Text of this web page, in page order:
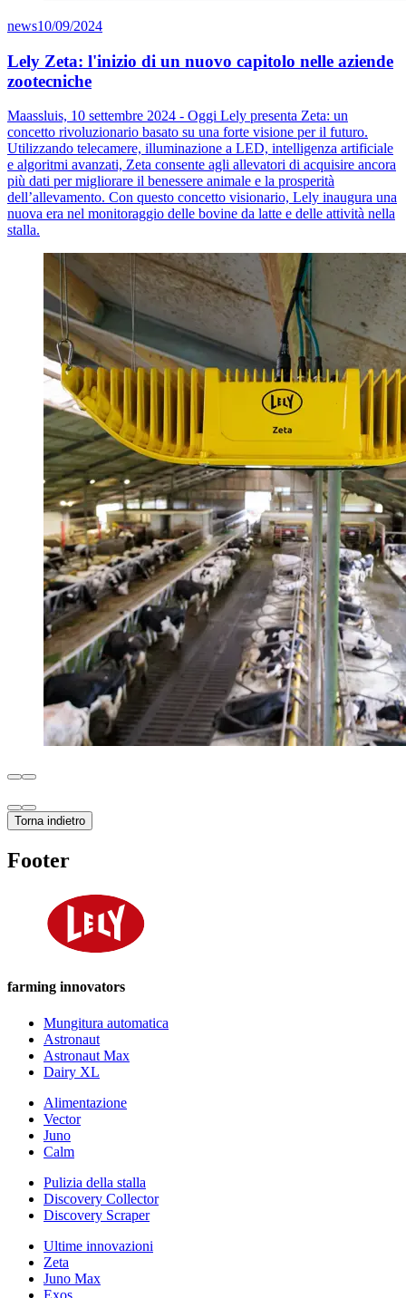
news10/09/2024
Lely Zeta: l'inizio di un nuovo capitolo nelle aziende
zootecniche
Maassluis, 10 settembre 2024 - Oggi Lely presenta Zeta: un
concetto rivoluzionario basato su una forte visione per il futuro.
Utilizzando telecamere, illuminazione a LED, intelligenza artificiale
e algoritmi avanzati, Zeta consente agli allevatori di acquisire ancora
più dati per migliorare il benessere animale e la prosperità
dell’allevamento. Con questo concetto visionario, Lely inaugura una
nuova era nel monitoraggio delle bovine da latte e delle attività nella
stalla.
Torna indietro
Footer
farming innovators
Mungitura automatica
Astronaut
Astronaut Max
Dairy XL
Alimentazione
Vector
Juno
Calm
Pulizia della stalla
Discovery Collector
Discovery Scraper
Ultime innovazioni
Zeta
Juno Max
Exos